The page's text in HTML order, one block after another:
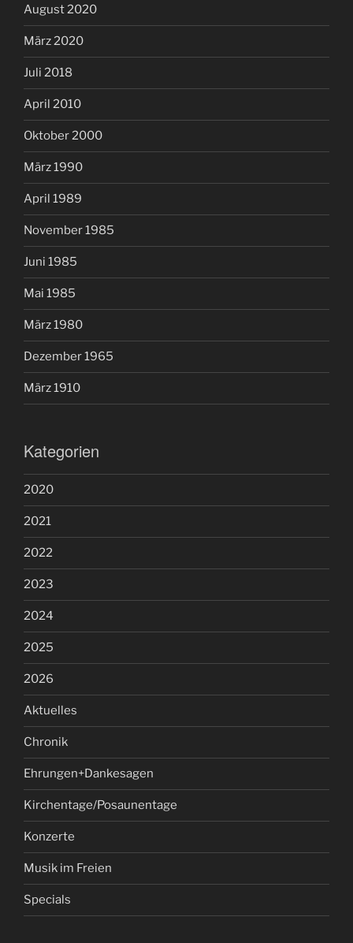
August 2020
März 2020
Juli 2018
April 2010
Oktober 2000
März 1990
April 1989
November 1985
Juni 1985
Mai 1985
März 1980
Dezember 1965
März 1910
Kategorien
2020
2021
2022
2023
2024
2025
2026
Aktuelles
Chronik
Ehrungen+Dankesagen
Kirchentage/Posaunentage
Konzerte
Musik im Freien
Specials